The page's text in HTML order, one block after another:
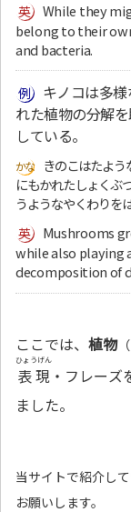
While they
belong to their
and bacteria.
キノコは多
れた植物の分解
している。
きのこはたよ
にもかれたしょくぶ
うようなやくわりを
Mushrooms
while also playing
decomposition of
ここでは、 植物
表現
ひょうげん
・フレーズ
ました。
当サイトで紹介し
お願いします。